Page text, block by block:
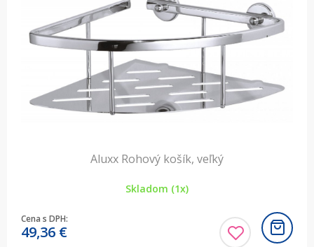
Aluxx Rohový košík, veľký
Skladom (1x)
Cena s DPH:
49,36 €